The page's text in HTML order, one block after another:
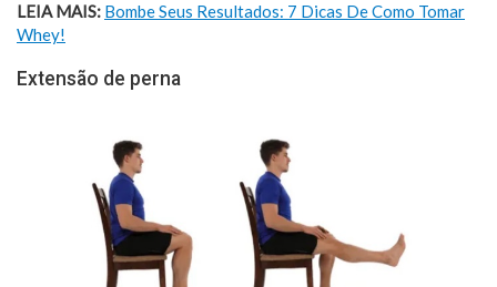
LEIA MAIS: Bombe Seus Resultados: 7 Dicas De Como Tomar
Whey!
Extensão de perna